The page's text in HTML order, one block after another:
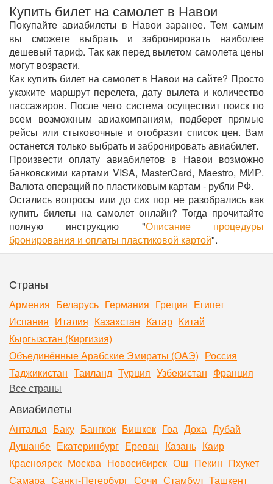
Купить билет на самолет в Навои
Покупайте авиабилеты в Навои заранее. Тем самым
вы сможете выбрать и забронировать наиболее
дешевый тариф. Так как перед вылетом самолета цены
могут возрасти.
Как купить билет на самолет в Навои на сайте? Просто
укажите маршрут перелета, дату вылета и количество
пассажиров. После чего система осуществит поиск по
всем возможным авиакомпаниям, подберет прямые
рейсы или стыковочные и отобразит список цен. Вам
останется только выбрать и забронировать авиабилет.
Произвести оплату авиабилетов в Навои возможно
банковскими картами VISA, MasterCard, Maestro, МИР.
Валюта операций по пластиковым картам - рубли РФ.
Остались вопросы или до сих пор не разобрались как
купить билеты на самолет онлайн? Тогда прочитайте
полную инструкцию "Описание процедуры
бронирования и оплаты пластиковой картой".
Страны
Армения Беларусь Германия Греция Египет
Испания Италия Казахстан Катар Китай
Кыргызстан (Киргизия)
Объединённые Арабские Эмираты (ОАЭ) Россия
Таджикистан Таиланд Турция Узбекистан Франция
Все страны
Авиабилеты
Анталья Баку Бангкок Бишкек Гоа Доха Дубай
Душанбе Екатеринбург Ереван Казань Каир
Красноярск Москва Новосибирск Ош Пекин Пхукет
Самара Санкт-Петербург Сочи Стамбул Ташкент